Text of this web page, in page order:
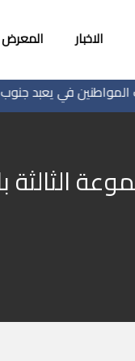
الاخبار المعرض
في يعبد جنوب
الثالثة